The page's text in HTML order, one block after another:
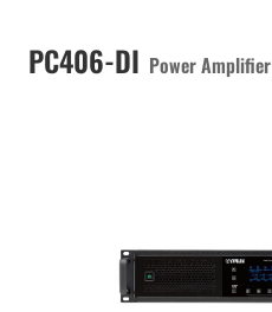
PC406-DI Power Amplifier